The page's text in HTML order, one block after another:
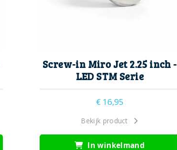
Screw-in Miro Jet 2.25 inch -
LED STM Serie
€16,95
Bekijk product
In winkelmand